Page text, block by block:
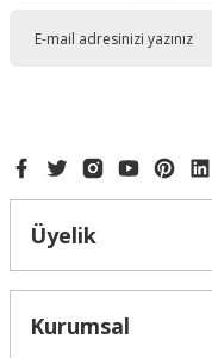
Üyelik
Kurumsal